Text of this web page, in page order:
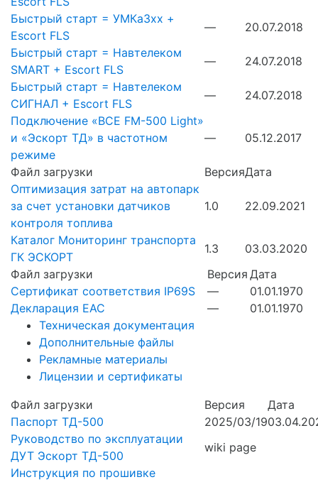
Быстрый старт = УМКа3хх +
Escort FLS
—
20.07.2018
Быстрый старт = Навтелеком
SMART + Escort FLS
—
24.07.2018
Быстрый старт = Навтелеком
СИГНАЛ + Escort FLS
—
24.07.2018
Подключение «ВСЕ FM-500 Light»
и «Эскорт ТД» в частотном
режиме
— 05.12.2017
Файл загрузки ВерсияДата
Оптимизация затрат на автопарк
за счет установки датчиков
контроля топлива
1.0 22.09.2021
Каталог Мониторинг транспорта
ГК ЭСКОРТ
1.3
03.03.2020
Файл загрузки
Версия Дата
Cертификат соответствия IP69S
—
01.01.1970
Декларация EAC
—
01.01.1970
Техническая документация
Дополнительные файлы
Рекламные материалы
Лицензии и сертификаты
Файл загрузки
Версия
Дата
Паспорт ТД-500
2025/03/19
Руководство по эксплуатации
ДУТ Эскорт ТД-500
wiki page
Инструкция по прошивке